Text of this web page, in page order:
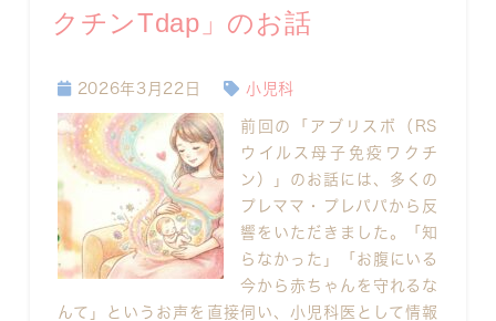
クチンTdap」のお話
2026年3月22日 小児科
前回の「アブリスボ（RS
ウイルス母子免疫ワクチ
ン）」のお話には、多くの
プレママ・プレパパから反
響をいただきました。「知
らなかった」「お腹にいる
今から赤ちゃんを守れるな
んて」というお声を直接伺い、小児科医として情報